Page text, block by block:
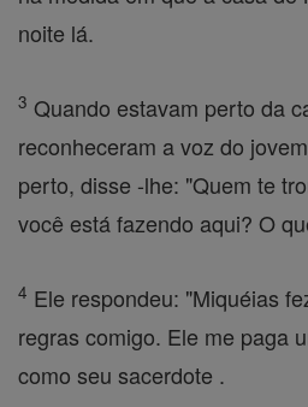
noite lá.
3 Quando estavam perto da
reconheceram a voz do
perto, disse -lhe: "Quem te
você está fazendo aqui? O
4 Ele respondeu: "Miquéias
regras comigo. Ele me paga
como seu sacerdote .